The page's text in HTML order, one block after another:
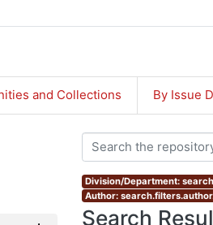
and Collections By Issue
Division/Department:
Author:
Search